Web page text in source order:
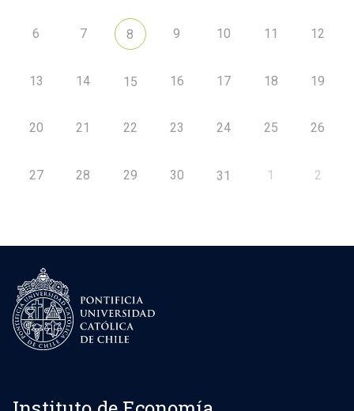
6 7 8 9 10 11 12
13 14 15 16 17 18 19
20 21 22 23 24 25 26
27 28 29 30 31 1 2